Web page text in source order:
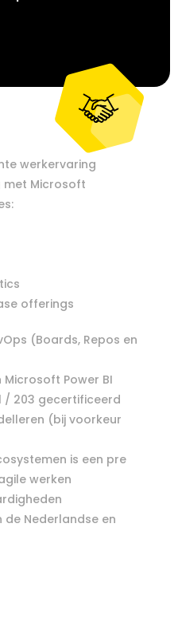
werkervaring
met Microsoft
offerings
(Boards, Repos en
Microsoft Power BI
/ 203 gecertificeerd
(bij voorkeur
is een pre
werken
de Nederlandse en